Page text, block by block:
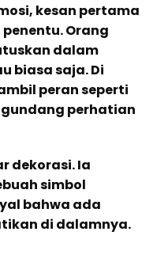
kesan pertama
Orang
dalam
biasa saja. Di
peran seperti
perhatian
dekorasi. Ia
simbol
bahwa ada
di dalamnya.